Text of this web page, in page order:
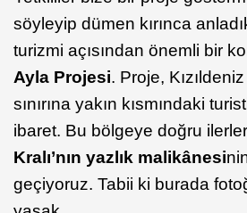
söyleyip dümen kırınca
turizmi açısından önemli bir
Ayla Projesi. Proje, Kızıldeniz
sınırına yakın kısmındaki
ibaret. Bu bölgeye doğru
Kralı’nın yazlık malikânesi
geçiyoruz. Tabii ki burada